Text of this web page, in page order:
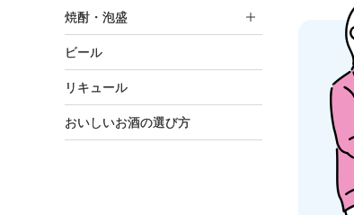
焼酎・泡盛
ビール
リキュール
おいしいお酒の選び方